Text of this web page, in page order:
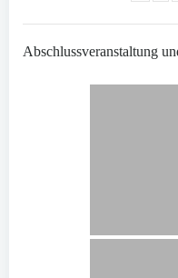
Abschlussveranstaltung